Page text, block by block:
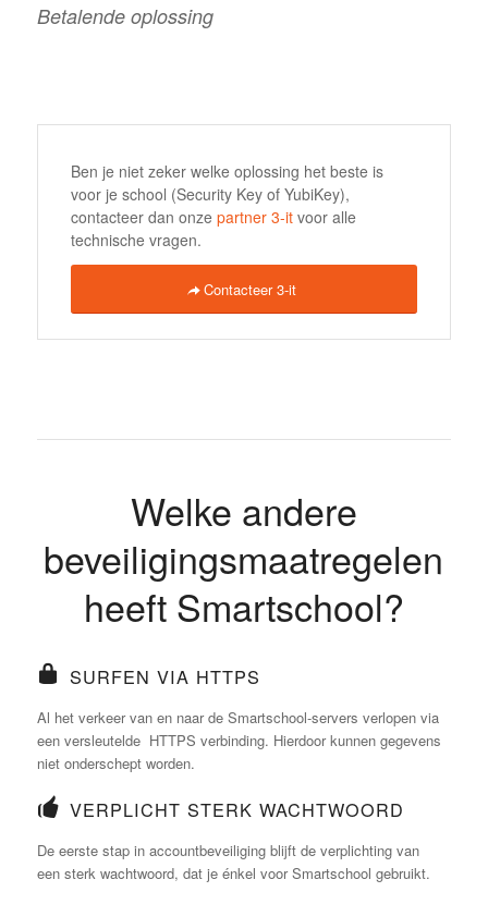
Betalende oplossing
Ben je niet zeker welke oplossing het beste is
voor je school (Security Key of YubiKey),
contacteer dan onze partner 3-itvoor alle
technische vragen.
Contacteer 3-it
Welke andere
beveiligingsmaatregelen
heeft Smartschool?
SURFEN VIA HTTPS
Al het verkeer van en naar de Smartschool-servers verlopen via
een versleutelde HTTPS verbinding. Hierdoor kunnen gegevens
niet onderschept worden.
VERPLICHT STERK WACHTWOORD
De eerste stap in accountbeveiliging blijft de verplichting van
een sterk wachtwoord, dat je énkel voor Smartschool gebruikt.